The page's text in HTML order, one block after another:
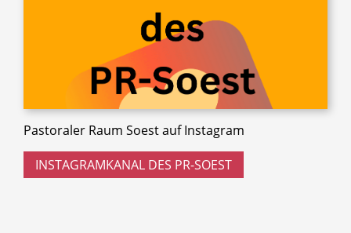
Pastoraler Raum Soest auf Instagram
INSTAGRAMKANAL DES PR-SOEST